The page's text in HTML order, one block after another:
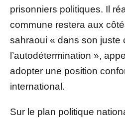
prisonniers politiques. Il
commune restera aux
sahraoui « dans son juste
l’autodétermination »,
adopter une position
international.
Sur le plan politique